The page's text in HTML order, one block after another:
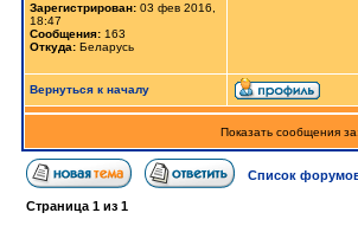
Зарегистрирован: 03 фев 2016,
18:47
Сообщения: 163
Откуда: Беларусь
Вернуться к началу
Показать сообщения за:
Список
Страница 1 из 1